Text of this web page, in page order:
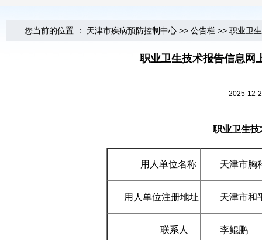
您当前的位置 ： 天津市疾病预防控制中心 >> 公告栏 >> 职业卫
职业卫生技术报告信息网
2025-
职业卫生
用人单位名称 天津市胸科
用人单位注册地址 天津市和平
联系人 李鲲鹏